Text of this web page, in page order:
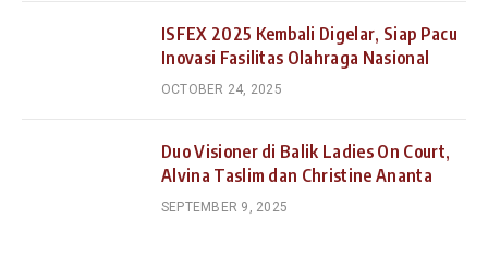
ISFEX 2025 Kembali Digelar, Siap Pacu
Inovasi Fasilitas Olahraga Nasional
OCTOBER 24, 2025
Duo Visioner di Balik Ladies On Court,
Alvina Taslim dan Christine Ananta
SEPTEMBER 9, 2025